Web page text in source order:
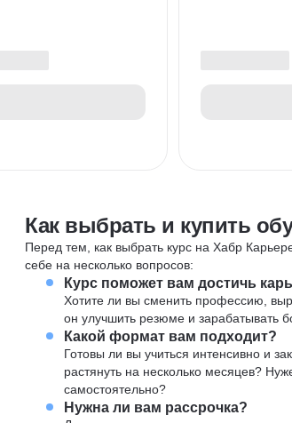
Как выбрать и купить
Перед тем, как выбрать курс на Хабр
себе на несколько вопросов:
Курс поможет вам достичь
Хотите ли вы сменить профессию,
он улучшить резюме и зарабатывать
Какой формат вам подходит?
Готовы ли вы учиться интенсивно и
растянуть на несколько месяцев?
самостоятельно?
Нужна ли вам рассрочка?